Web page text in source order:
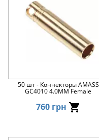
50 шт - Коннекторы AMASS
GC4010 4.0MM Female
760 грн